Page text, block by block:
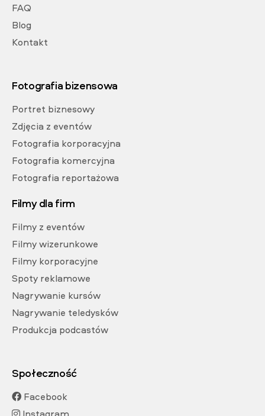
FAQ
Blog
Kontakt
Fotografia bizensowa
Portret biznesowy
Zdjęcia z eventów
Fotografia korporacyjna
Fotografia komercyjna
Fotografia reportażowa
Filmy dla firm
Filmy z eventów
Filmy wizerunkowe
Filmy korporacyjne
Spoty reklamowe
Nagrywanie kursów
Nagrywanie teledysków
Produkcja podcastów
Społeczność
Facebook